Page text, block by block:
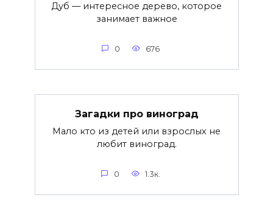
Дуб — интересное дерево, которое
занимает важное
0 676
Загадки про виноград
Мало кто из детей или взрослых не
любит виноград.
0 1.3к.